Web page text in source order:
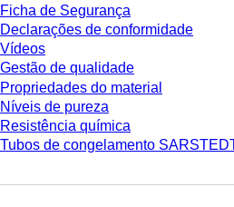
Ficha de Segurança
Declarações de conformidade
Vídeos
Gestão de qualidade
Propriedades do material
Níveis de pureza
Resistência química
Tubos de congelamento